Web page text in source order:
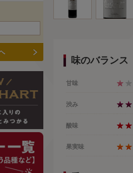
味のバランス
甘味
渋み
酸味
果実味